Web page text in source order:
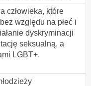
człowieka, które
względu na płeć i
dyskryminacji
seksualną, a
LGBT+.